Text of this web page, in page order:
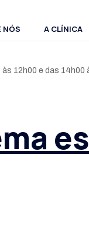
NÓS A CLÍNICA
12h00 e das